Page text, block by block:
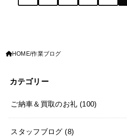
HOME 作業ブログ
カテゴリー
ご納車＆買取のお礼 (100)
スタッフブログ (8)